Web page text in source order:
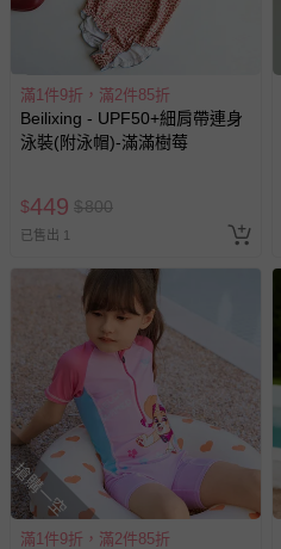
滿1件9折，滿2件85折
Beilixing - UPF50+細肩帶連身
泳裝(附泳帽)-滿滿樹莓
$449 $800
已售出 1
搶購一空
滿1件9折，滿2件85折